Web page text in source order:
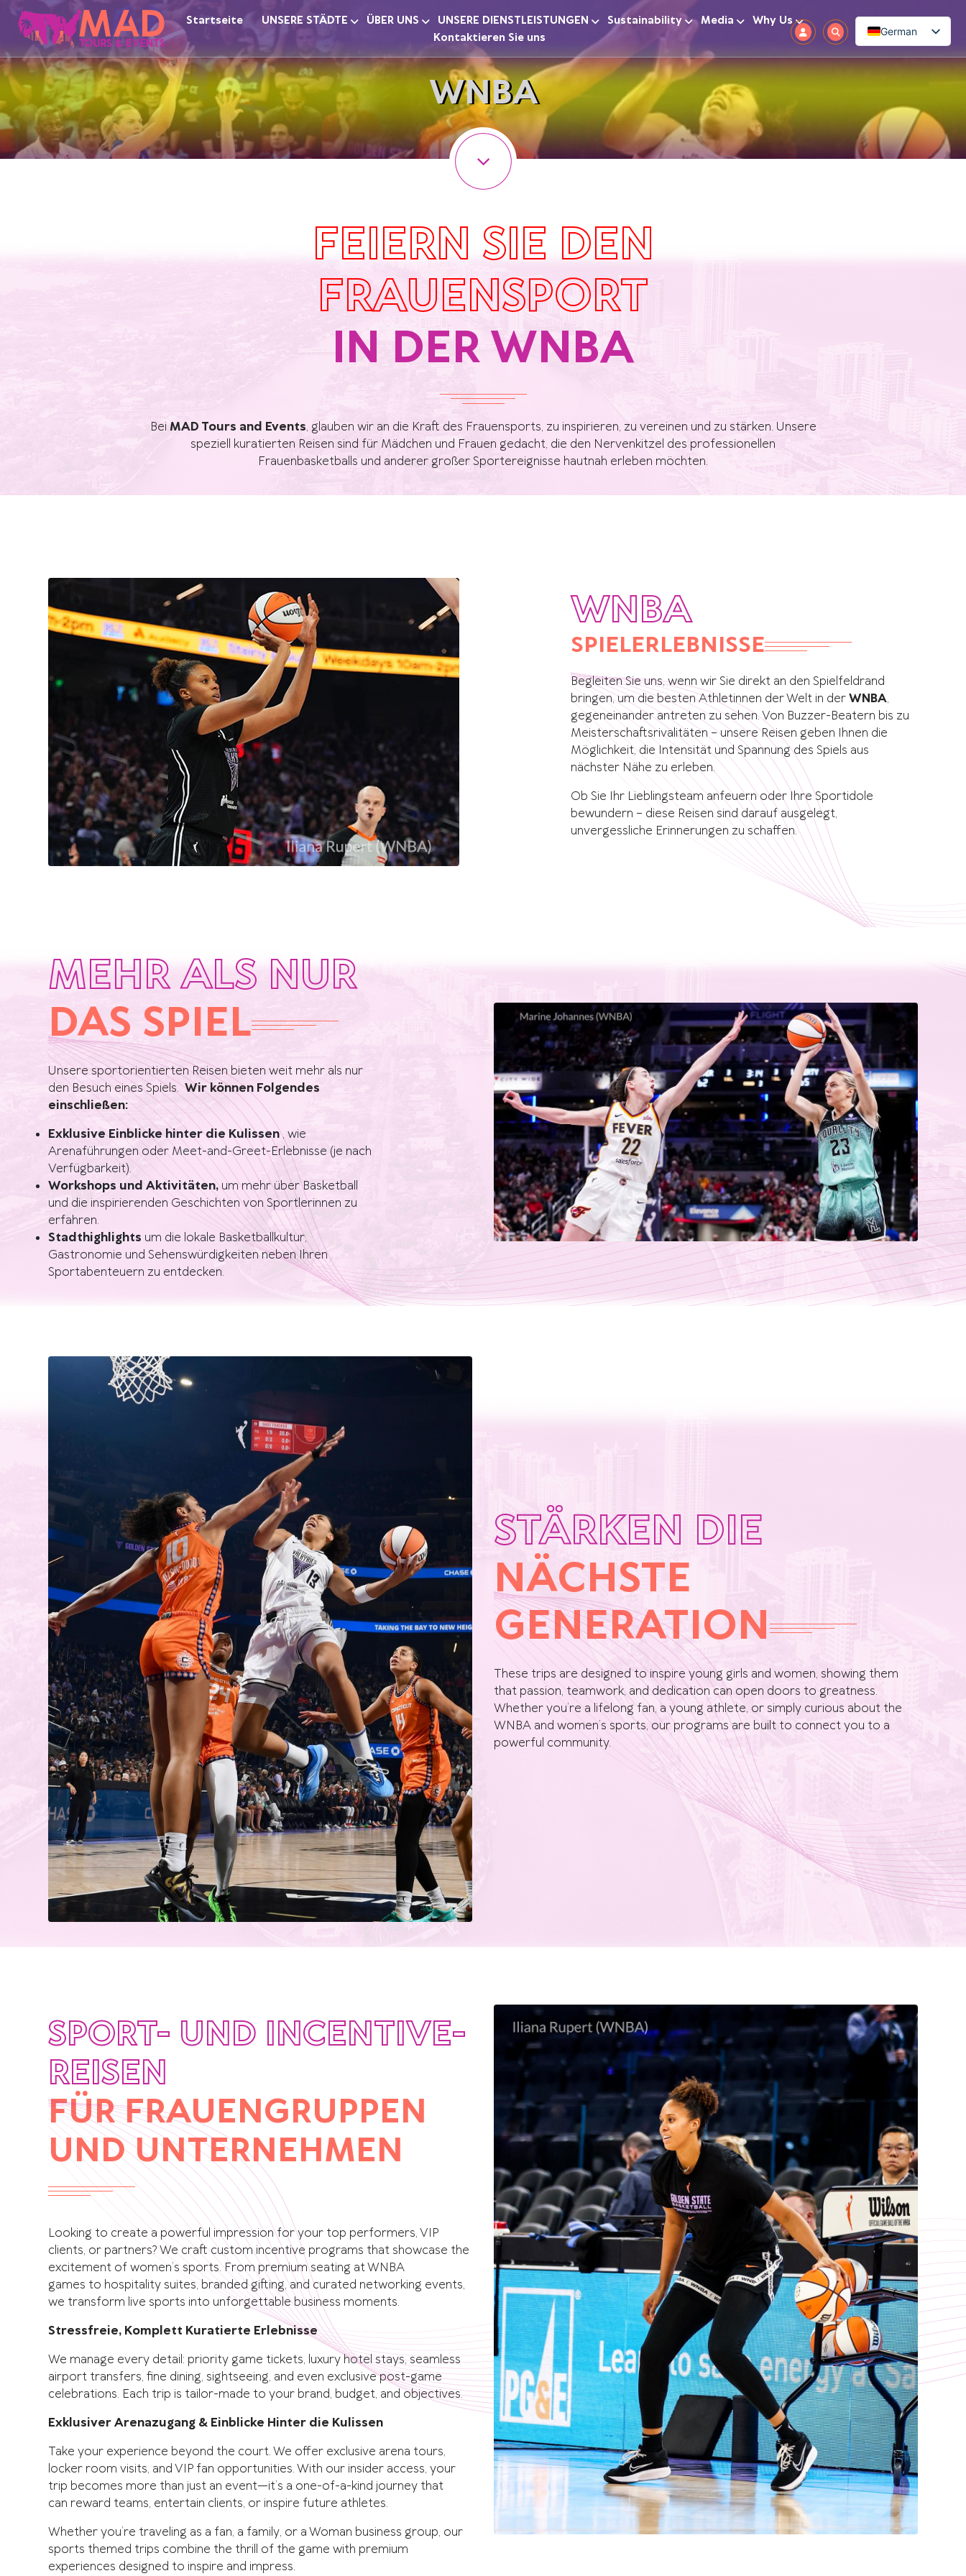
Startseite UNSERE STÄDTE ÜBER UNS UNSERE DIENSTLEISTUNGEN Sustainability Media
Why Us
Kontaktieren Sie uns
German
WNBA
FEIERN SIE DEN
FRAUENSPORT
IN DER WNBA
Bei MAD Tours and Events, glauben wir an die Kraft des Frauensports, zu inspirieren, zu vereinen und zu stärken. Unsere
speziell kuratierten Reisen sind für Mädchen und Frauen gedacht, die den Nervenkitzel des professionellen
Frauenbasketballs und anderer großer Sportereignisse hautnah erleben möchten.
WNBA
SPIELERLEBNISSE
Begleiten Sie uns, wenn wir Sie direkt an den Spielfeldrand
bringen, um die besten Athletinnen der Welt in derWNBA,
gegeneinander antreten zu sehen. Von Buzzer-Beatern bis zu
Meisterschaftsrivalitäten – unsere Reisen geben Ihnen die
Möglichkeit, die Intensität und Spannung des Spiels aus
nächster Nähe zu erleben.
Ob Sie Ihr Lieblingsteam anfeuern oder Ihre Sportidole
bewundern – diese Reisen sind darauf ausgelegt,
unvergessliche Erinnerungen zu schaffen.
MEHR ALS NUR
DAS SPIEL
Unsere sportorientierten Reisen bieten weit mehr als nur
den Besuch eines Spiels.Wir können Folgendes
einschließen:
Exklusive Einblicke hinter die Kulissen, wie
Arenaführungen oder Meet-and-Greet-Erlebnisse (je nach
Verfügbarkeit).
Workshops und Aktivitäten,um mehr über Basketball
und die inspirierenden Geschichten von Sportlerinnen zu
erfahren.
Stadthighlights um die lokale Basketballkultur,
Gastronomie und Sehenswürdigkeiten neben Ihren
Sportabenteuern zu entdecken.
STÄRKEN DIE
NÄCHSTE
GENERATION
These trips are designed to inspire young girls and women, showing them
that passion, teamwork, and dedication can open doors to greatness.
Whether you’re a lifelong fan, a young athlete, or simply curious about the
WNBA and women’s sports, our programs are built to connect you to a
powerful community.
SPORT- UND INCENTIVE-
REISEN
FÜR FRAUENGRUPPEN
UND UNTERNEHMEN
Looking to create a powerful impression for your top performers, VIP
clients, or partners? We craft custom incentive programs that showcase the
excitement of women’s sports. From premium seating at WNBA
games to hospitality suites, branded gifting, and curated networking events,
we transform live sports into unforgettable business moments.
Stressfreie, Komplett Kuratierte Erlebnisse
We manage every detail: priority game tickets, luxury hotel stays, seamless
airport transfers, fine dining, sightseeing, and even exclusive post-game
celebrations. Each trip is tailor-made to your brand, budget, and objectives.
Exklusiver Arenazugang & Einblicke Hinter die Kulissen
Take your experience beyond the court. We offer exclusive arena tours,
locker room visits, and VIP fan opportunities. With our insider access, your
trip becomes more than just an event—it’s a one-of-a-kind journey that
can reward teams, entertain clients, or inspire future athletes.
Whether you’re traveling as a fan, a family, or a Woman business group, our
sports themed trips combine the thrill of the game with premium
experiences designed to inspire and impress.